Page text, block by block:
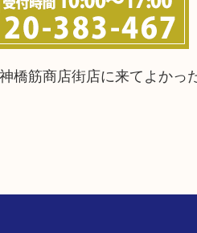
橋筋商店街店に来てよかっ